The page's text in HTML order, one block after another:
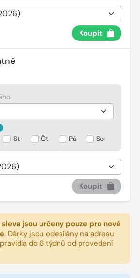
Koupit
St Čt Pá So
Koupit
jsou určeny pouze pro nové
. Dárky jsou odesílány na adresu
do 6 týdnů od provedení